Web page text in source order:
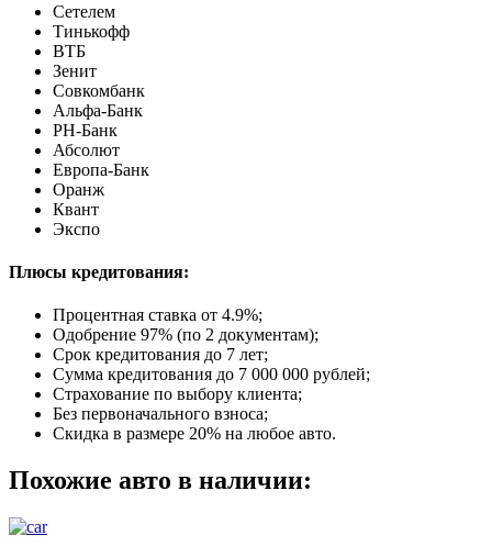
Сетелем
Тинькофф
ВТБ
Зенит
Совкомбанк
Альфа-Банк
РН-Банк
Абсолют
Европа-Банк
Оранж
Квант
Экспо
Плюсы кредитования:
Процентная ставка от 4.9%;
Одобрение 97% (по 2 документам);
Срок кредитования до 7 лет;
Сумма кредитования до 7 000 000 рублей;
Страхование по выбору клиента;
Без первоначального взноса;
Скидка в размере 20% на любое авто.
Похожие авто в наличии: